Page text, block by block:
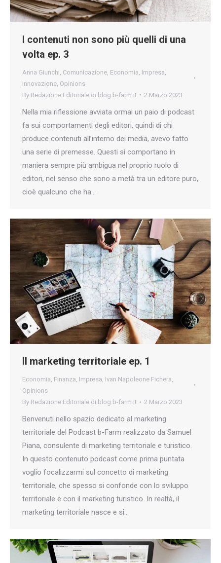
I contenuti non sono più quelli di una
volta ep. 3
Anna Giunchi Comunicazione Economia Impresa
Innovazione Opinions
By Redazione Editoriale di blog.b-farm.it 2 Marzo 2023
Nella mia riflessione avviata ormai un paio di podcast
fa sui comportamenti degli editori, quindi di chi
produce contenuti all’interno dei media, avevo fatto
una serie di premesse. Questi si comportano in
maniera sempre più ambigua nel proprio ruolo di
editori, nel senso che sono a metà tra un editore puro,
cioè qualcuno che ha…
Il marketing territoriale ep. 1
Economia, Finanza, Impresa, Ivan Napoleone Fichera,
Opinions
By Redazione Editoriale di blog.b-farm.it 2 Marzo 2023
Benvenuti nello spazio dedicato al marketing
territoriale del Podcast b-Farm realizzato da Samuel
Piana, consulente di marketing territoriale e turistico.
In questo contenuto podcast come prima puntata
voglio focalizzarmi sul concetto di marketing
territoriale, che spesso si confonde con lo sviluppo
territoriale e con il marketing turistico. In realtà, il
marketing territoriale nasce e si…